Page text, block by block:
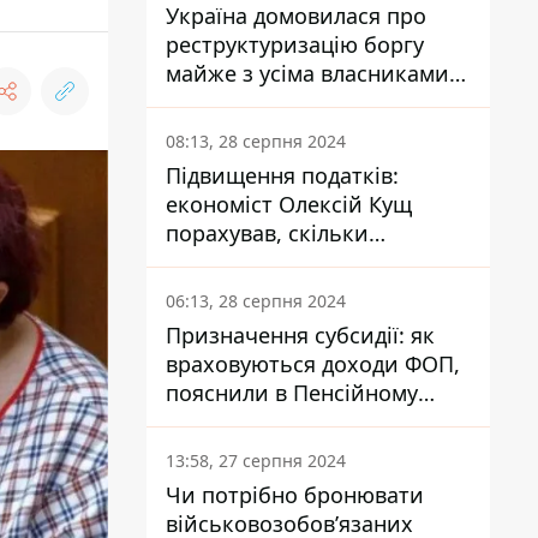
Україна домовилася про
реструктуризацію боргу
майже з усіма власниками
єврооблігацій: що це
означає для країни
08:13, 28 серпня 2024
Підвищення податків:
економіст Олексій Кущ
порахував, скільки
заплатить кожен українець
06:13, 28 серпня 2024
Призначення субсидії: як
враховуються доходи ФОП,
пояснили в Пенсійному
фонді
13:58, 27 серпня 2024
Чи потрібно бронювати
військовозобов’язаних